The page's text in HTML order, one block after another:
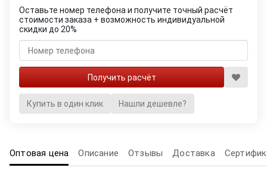
Оставьте номер телефона и получите точный расчёт
стоимости заказа + возможность индивидуальной
скидки до 20%
Купить в один клик Нашли дешевле?
Оптовая цена Описание Отзывы Доставка